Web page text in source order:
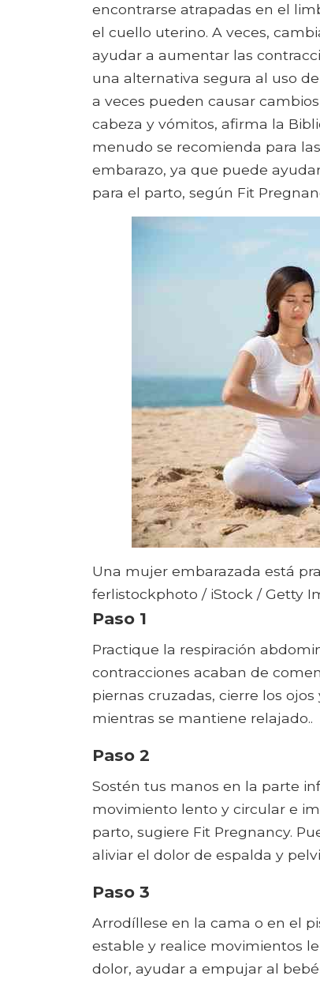
encontrarse atrapadas en el
el cuello uterino. A veces,
ayudar a aumentar las
una alternativa segura al uso
a veces pueden causar
cabeza y vómitos, afirma la
menudo se recomienda para
embarazo, ya que puede
para el parto, según Fit
Una mujer embarazada está
ferlistockphoto / iStock / Getty
Paso 1
Practique la respiración
contracciones acaban de
piernas cruzadas, cierre los
mientras se mantiene relajado..
Paso 2
Sostén tus manos en la parte
movimiento lento y circular e
parto, sugiere Fit Pregnancy.
aliviar el dolor de espalda y
Paso 3
Arrodíllese en la cama o en el
estable y realice movimientos
dolor, ayudar a empujar al